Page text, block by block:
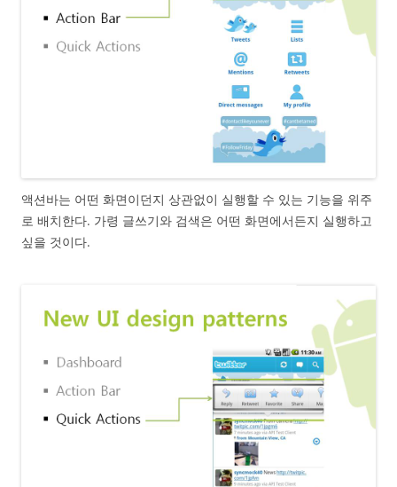
액션바는 어떤 화면이던지 상관없이 실행할 수 있는 기능을 위주
로 배치한다. 가령 글쓰기와 검색은 어떤 화면에서든지 실행하고
싶을 것이다.